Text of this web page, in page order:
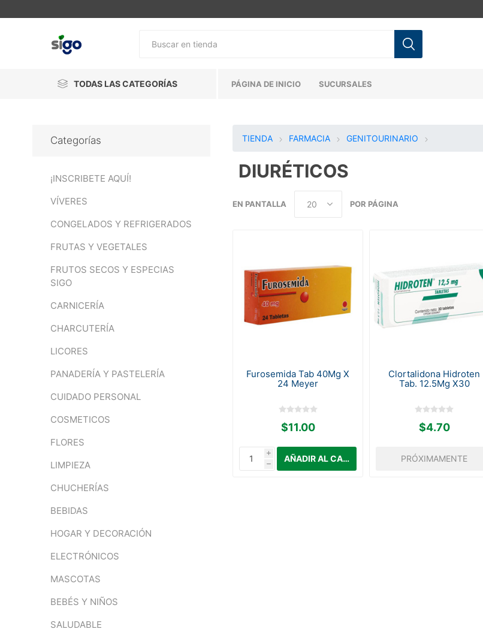
TODAS LAS CATEGORÍAS PÁGINA DE INICIO SUCURSALES
TIENDA FARMACIA GENITOURINARIO
DIURÉTICOS
EN PANTALLA POR PÁGINA
Furosemida Tab 40Mg X
24 Meyer
$11.00
i
h
Clortalidona Hidroten
Tab. 12.5Mg X30
$4.70
PRÓXIMAMENTE
Categorías
¡INSCRIBETE AQUÍ!
VÍVERES
CONGELADOS Y REFRIGERADOS
FRUTAS Y VEGETALES
FRUTOS SECOS Y ESPECIAS
SIGO
CARNICERÍA
CHARCUTERÍA
LICORES
PANADERÍA Y PASTELERÍA
CUIDADO PERSONAL
COSMETICOS
FLORES
LIMPIEZA
CHUCHERÍAS
BEBIDAS
HOGAR Y DECORACIÓN
ELECTRÓNICOS
MASCOTAS
BEBÉS Y NIÑOS
SALUDABLE